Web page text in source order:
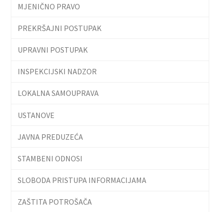
MJENIČNO PRAVO
PREKRŠAJNI POSTUPAK
UPRAVNI POSTUPAK
INSPEKCIJSKI NADZOR
LOKALNA SAMOUPRAVA
USTANOVE
JAVNA PREDUZEĆA
STAMBENI ODNOSI
SLOBODA PRISTUPA INFORMACIJAMA
ZAŠTITA POTROŠAČA